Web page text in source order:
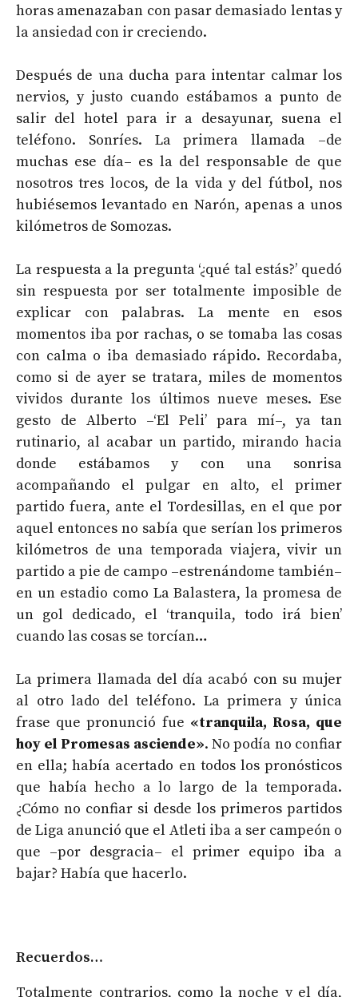
horas amenazaban con pasar demasiado lentas y
la ansiedad con ir creciendo.
Después de una ducha para intentar calmar los
nervios, y justo cuando estábamos a punto de
salir del hotel para ir a desayunar, suena el
teléfono. Sonríes. La primera llamada –de
muchas ese día– es la del responsable de que
nosotros tres locos, de la vida y del fútbol, nos
hubiésemos levantado en Narón, apenas a unos
kilómetros de Somozas.
La respuesta a la pregunta ‘¿qué tal estás?’ quedó
sin respuesta por ser totalmente imposible de
explicar con palabras. La mente en esos
momentos iba por rachas, o se tomaba las cosas
con calma o iba demasiado rápido. Recordaba,
como si de ayer se tratara, miles de momentos
vividos durante los últimos nueve meses. Ese
gesto de Alberto –‘El Peli’ para mí–, ya tan
rutinario, al acabar un partido, mirando hacia
donde estábamos y con una sonrisa
acompañando el pulgar en alto, el primer
partido fuera, ante el Tordesillas, en el que por
aquel entonces no sabía que serían los primeros
kilómetros de una temporada viajera, vivir un
partido a pie de campo –estrenándome también–
en un estadio como La Balastera, la promesa de
un gol dedicado, el ‘tranquila, todo irá bien’
cuando las cosas se torcían…
La primera llamada del día acabó con su mujer
al otro lado del teléfono. La primera y única
frase que pronunció fue «tranquila, Rosa, que
hoy el Promesas asciende». No podía no confiar
en ella; había acertado en todos los pronósticos
que había hecho a lo largo de la temporada.
¿Cómo no confiar si desde los primeros partidos
de Liga anunció que el Atleti iba a ser campeón o
que –por desgracia– el primer equipo iba a
bajar? Había que hacerlo.
Recuerdos…
Totalmente contrarios, como la noche y el día,